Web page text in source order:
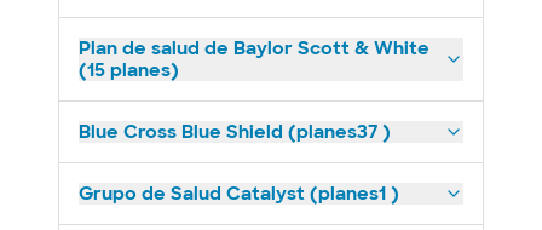
Plan de salud de Baylor Scott & White
(15 planes)
Blue Cross Blue Shield (planes37 )
Grupo de Salud Catalyst (planes1 )